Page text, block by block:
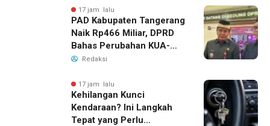
17 jam lalu
PAD Kabupaten Tangerang
Naik Rp466 Miliar, DPRD
Bahas Perubahan KUA-
PPAS 2026
Redaksi
17 jam lalu
Kehilangan Kunci
Kendaraan? Ini Langkah
Tepat yang Perlu